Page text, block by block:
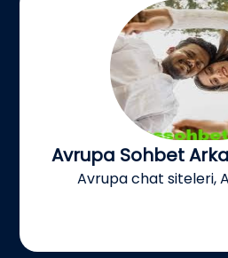
Avrupa Sohbet
Avrupa chat siteleri,